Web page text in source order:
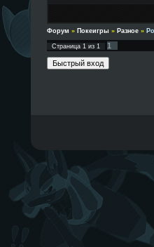
Форум » Покеигры » Разное »
Страница 1из 1 1